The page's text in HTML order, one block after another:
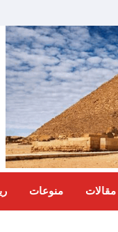
مقالات منوعات